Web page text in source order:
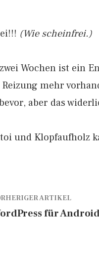
(Wie scheinfrei.)
Wochen ist ein
mehr
aber das
und Klopfaufholz
ARTIKEL
für